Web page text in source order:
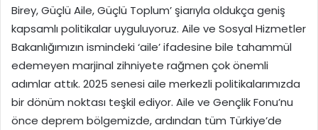
Birey, Güçlü Aile, Güçlü Toplum’ şiarıyla oldukça geniş
kapsamlı politikalar uyguluyoruz. Aile ve Sosyal Hizmetler
Bakanlığımızın ismindeki ‘aile’ ifadesine bile tahammül
edemeyen marjinal zihniyete rağmen çok önemli
adımlar attık. 2025 senesi aile merkezli politikalarımızda
bir dönüm noktası teşkil ediyor. Aile ve Gençlik Fonu’nu
önce deprem bölgemizde, ardından tüm Türkiye’de